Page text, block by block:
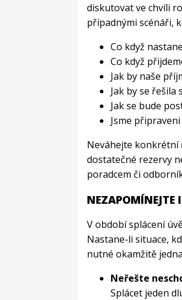
diskutovat ve chvíli
případnými scénáři,
Co když
Co když
Jak by naše
Jak by se
Jak se bude
Jsme
Neváhejte konkrétní
dostatečné rezervy
poradcem či
NEZAPOMÍNEJTE
V období splácení
Nastane-li situace,
nutné okamžitě
Neřešte
Splácet jeden